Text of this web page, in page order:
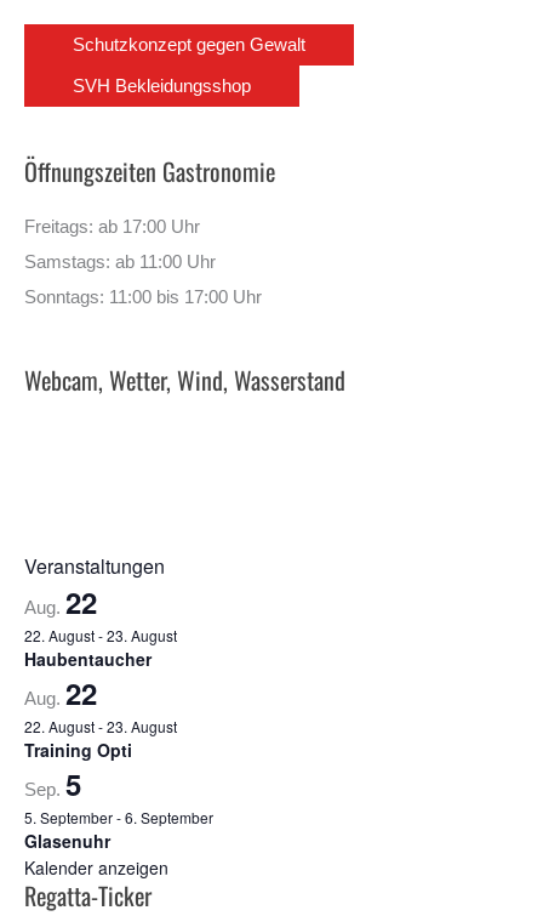
Schutzkonzept gegen Gewalt
SVH Bekleidungsshop
Öffnungszeiten Gastronomie
Freitags: ab 17:00 Uhr
Samstags: ab 11:00 Uhr
Sonntags: 11:00 bis 17:00 Uhr
Webcam, Wetter, Wind, Wasserstand
Veranstaltungen
Aug. 22
22. August-23. August
Haubentaucher
Aug. 22
22. August-23. August
Training Opti
Sep. 5
5. September-6. September
Glasenuhr
Kalender anzeigen
Regatta-Ticker